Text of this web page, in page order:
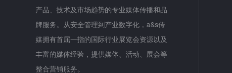
产品、技术及市场趋势的专业媒体传播和品
牌服务。从安全管理到产业数字化，a&s传
媒拥有首屈一指的国际行业展览会资源以及
丰富的媒体经验，提供媒体、活动、展会等
整合营销服务。